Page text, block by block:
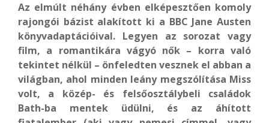
Az elmúlt néhány évben elképesztően komoly
rajongói bázist alakított ki a BBC Jane Austen
könyvadaptációival. Legyen az sorozat vagy
film, a romantikára vágyó nők – korra való
tekintet nélkül – önfeledten vesznek el abban a
világban, ahol minden leány megszólítása Miss
volt, a közép- és felsőosztálybeli családok
Bath-ba mentek üdülni, és az áhított